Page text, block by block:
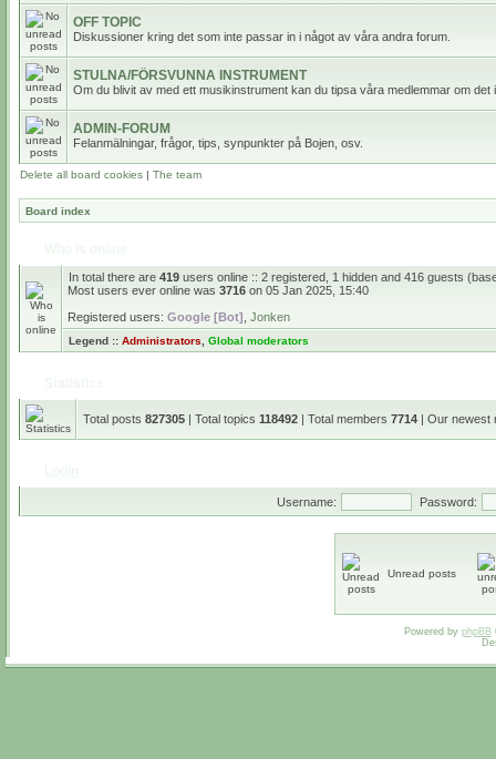
OFF TOPIC
Diskussioner kring det som inte passar in i något av våra andra forum.
STULNA/FÖRSVUNNA INSTRUMENT
Om du blivit av med ett musikinstrument kan du tipsa våra medlemmar om det
ADMIN-FORUM
Felanmälningar, frågor, tips, synpunkter på Bojen, osv.
Delete all board cookies | The team
Board index
In total there are 419 users online :: 2 registered, 1 hidden and 416 guests
Most users ever online was 3716 on 05 Jan 2025, 15:40
Registered users: Google [Bot] Jonken
Legend :: Administrators Global moderators
Total posts 827305 | Total topics 118492 | Total members 7714 | Our newest
Username: Password:
Unread posts
Powered by phpBB